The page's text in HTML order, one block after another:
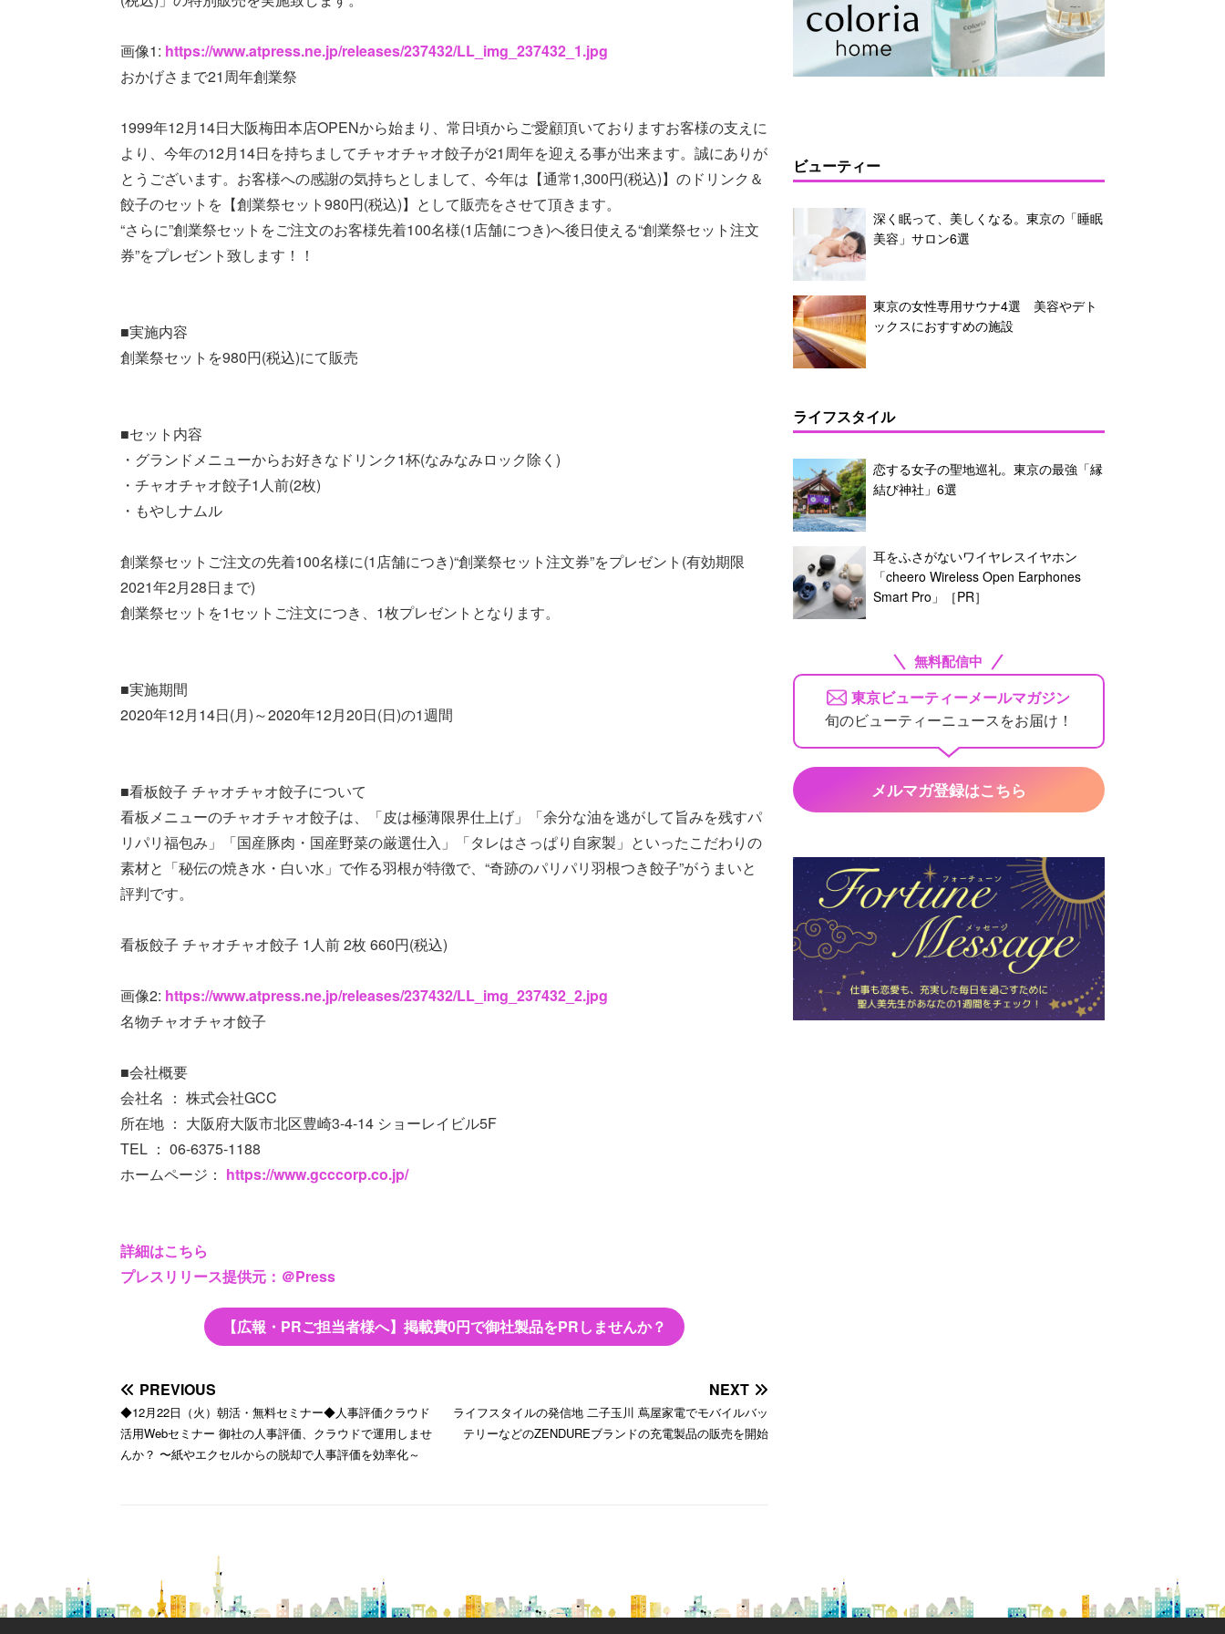
画像1: https://www.atpress.ne.jp/releases/237432/LL_img_237432_1.jpg
おかげさまで21周年創業祭
1999年12月14日大阪梅田本店OPENから始まり、常日頃からご愛顧頂いておりますお客様の支えに
より、今年の12月14日を持ちましてチャオチャオ餃子が21周年を迎える事が出来ます。誠にありが
とうございます。お客様への感謝の気持ちとしまして、今年は【通常1,300円(税込)】のドリンク＆
餃子のセットを【創業祭セット980円(税込)】として販売をさせて頂きます。
“さらに”創業祭セットをご注文のお客様先着100名様(1店舗につき)へ後日使える“創業祭セット注文
券”をプレゼント致します！！
■実施内容
創業祭セットを980円(税込)にて販売
■セット内容
・グランドメニューからお好きなドリンク1杯(なみなみロック除く)
・チャオチャオ餃子1人前(2枚)
・もやしナムル
創業祭セットご注文の先着100名様に(1店舗につき)“創業祭セット注文券”をプレゼント(有効期限
2021年2月28日まで)
創業祭セットを1セットご注文につき、1枚プレゼントとなります。
■実施期間
2020年12月14日(月)～2020年12月20日(日)の1週間
■看板餃子 チャオチャオ餃子について
看板メニューのチャオチャオ餃子は、「皮は極薄限界仕上げ」「余分な油を逃がして旨みを残すパ
リパリ福包み」「国産豚肉・国産野菜の厳選仕入」「タレはさっぱり自家製」といったこだわりの
素材と「秘伝の焼き水・白い水」で作る羽根が特徴で、“奇跡のパリパリ羽根つき餃子”がうまいと
評判です。
看板餃子 チャオチャオ餃子 1人前 2枚 660円(税込)
画像2: https://www.atpress.ne.jp/releases/237432/LL_img_237432_2.jpg
名物チャオチャオ餃子
■会社概要
会社名 ： 株式会社GCC
所在地 ： 大阪府大阪市北区豊崎3-4-14 ショーレイビル5F
TEL ： 06-6375-1188
ホームページ： https://www.gcccorp.co.jp/
詳細はこちら
プレスリリース提供元：＠Press
【広報・PRご担当者様へ】掲載費0円で御社製品をPRしませんか？
PREVIOUS
◆12月22日（火）朝活・無料セミナー◆人事評価クラウド
活用Webセミナー 御社の人事評価、クラウドで運用しませ
んか？ 〜紙やエクセルからの脱却で人事評価を効率化～
NEXT
ライフスタイルの発信地 二子玉川 蔦屋家電でモバイルバッ
テリーなどのZENDUREブランドの充電製品の販売を開始
ビューティー
深く眠って、美しくなる。東京の「睡眠
美容」サロン6選
東京の女性専用サウナ4選 美容やデト
ックスにおすすめの施設
ライフスタイル
恋する女子の聖地巡礼。東京の最強「縁
結び神社」6選
耳をふさがないワイヤレスイヤホン
「cheero Wireless Open Earphones
Smart Pro」［PR］
無料配信中
東京ビューティーメールマガジン
旬のビューティーニュースをお届け！
メルマガ登録はこちら